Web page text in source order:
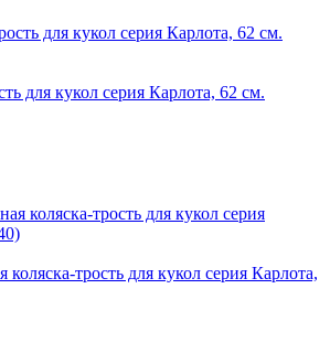
для кукол серия Карлота, 62 см.
коляска-трость для кукол серия Карлота,